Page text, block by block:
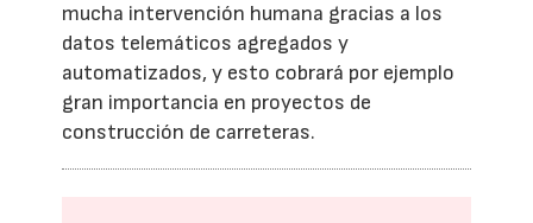
mucha intervención humana gracias a los
datos telemáticos agregados y
automatizados, y esto cobrará por ejemplo
gran importancia en proyectos de
construcción de carreteras.